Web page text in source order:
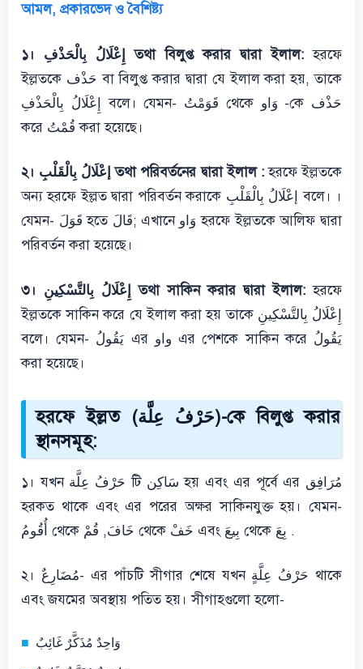
আমল, প্রকারভেদ ও বৈশিষ্ট্য
১। إِعْلَالُ بِالْحَذْفِ তথা বিলুপ্ত করার দ্বারা ইলাল: হরফে
ইল্লতকে حَذْف বা বিলুপ্ত করার দ্বারা যে ইলাল করা হয়, তাকে
إِعْلَالُ بِالْحَذْفِ বলে। যেমন- قَوَمْتُ থেকে وَاو -কে حَذْف
করে قُمْتُ করা হয়েছে।
২। إعْلَالُ بِالْقَلْبِ তথা পরিবর্তনের দ্বারা ইলাল :হরফে ইল্লতকে
অন্য হরফে ইল্লত দ্বারা পরিবর্তন করাকে إعْلَالُ بِالْقَلْبِ বলে। ।
যেমন- قَوَلَ হতে قَالَ; এখানে وَاو হরফে ইল্লতকে আলিফ দ্বারা
পরিবর্তন করা হয়েছে।
৩। إِعْلَالُ بِالتَّسْكِينِ তথা সাকিন করার দ্বারা ইলাল: হরফে
ইল্লতকে সাকিন করে যে ইলাল করা হয় তাকে إِعْلَالُ بِالتَّسْكِينِ
বলে। যেমন- يَقُولُ এর واو এর পেশকে সাকিন করে يَقُولُ
করা হয়েছে।
হরফে ইল্লত (حَرْفُ عِلَّة)-কে বিলুপ্ত করার
স্থানসমূহ:
১। যখন حَرْفُ عِلَّة টি سَاكِن হয় এবং এর পূর্বে এর مُرَافِق
হরকত থাকে এবং এর পরের অক্ষর সাকিনযুক্ত হয়। যেমন-
أُقُومُ থেকে خَافَ, قُمْ থেকে خَفْ এবং بِيعَ থেকে بِعَ .
২। مُضَارِعٌ- এর পাঁচটি সীগার শেষে যখন حَرْفُ عِلَّةٍ থাকে
এবং জযমের অবস্থায় পতিত হয়। সীগাহগুলো হলো-
وَاحِدٌ مُذَكَّرٌ غَائِبٌ